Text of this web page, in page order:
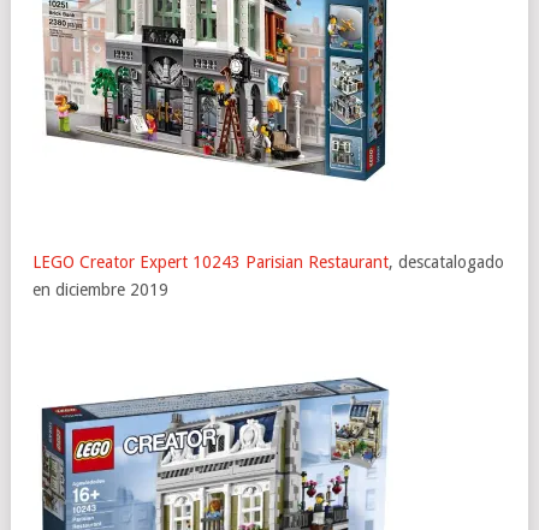
LEGO Creator Expert 10243 Parisian Restaurant, descatalogado
en diciembre 2019